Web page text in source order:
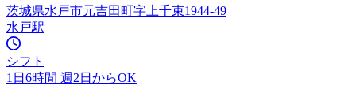
茨城県水戸市元吉田町字上千束1944-49
水戸駅
シフト
1日6時間 週2日からOK